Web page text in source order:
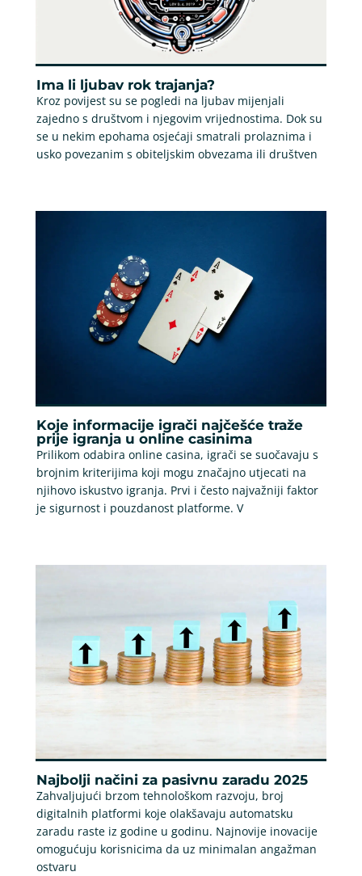
Ima li ljubav rok trajanja?
Kroz povijest su se pogledi na ljubav mijenjali
zajedno s društvom i njegovim vrijednostima. Dok su
se u nekim epohama osjećaji smatrali prolaznima i
usko povezanim s obiteljskim obvezama ili društven
Koje informacije igrači najčešće traže
prije igranja u online casinima
Prilikom odabira online casina, igrači se suočavaju s
brojnim kriterijima koji mogu značajno utjecati na
njihovo iskustvo igranja. Prvi i često najvažniji faktor
je sigurnost i pouzdanost platforme. V
Najbolji načini za pasivnu zaradu 2025
Zahvaljujući brzom tehnološkom razvoju, broj
digitalnih platformi koje olakšavaju automatsku
zaradu raste iz godine u godinu. Najnovije inovacije
omogućuju korisnicima da uz minimalan angažman
ostvaru